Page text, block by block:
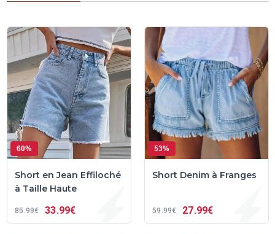
60%
Short en Jean Effiloché
à Taille Haute
85 99€ 33 99€
53%
Short Denim à Franges
59 99€ 27 99€